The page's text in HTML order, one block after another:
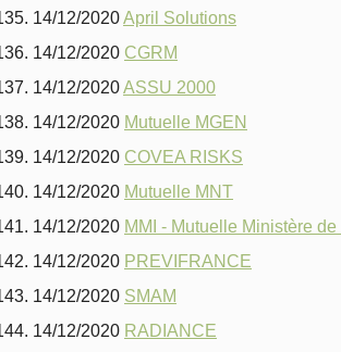
14/12/2020April Solutions
14/12/2020 CGRM
14/12/2020ASSU 2000
14/12/2020 Mutuelle MGEN
14/12/2020 COVEA RISKS
14/12/2020 Mutuelle MNT
14/12/2020 MMI - Mutuelle Ministère de
14/12/2020 PREVIFRANCE
14/12/2020 SMAM
14/12/2020 RADIANCE